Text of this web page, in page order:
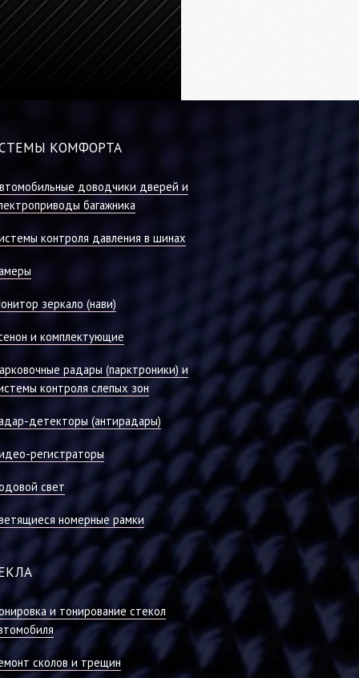
КОМФОРТА
доводчики дверей и
багажника
контроля давления в шинах
зеркало (нави)
и комплектующие
радары (парктроники) и
контроля слепых зон
детекторы (антирадары)
регистраторы
свет
номерные рамки
и тонирование стекол
сколов и трещин